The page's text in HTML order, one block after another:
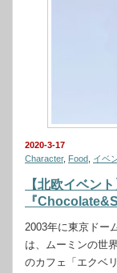
2020-3-17
Character, Food イベ
【北欧イベン
『
2003年に東京ドー
は、ムーミンの世
のカフェ「エクベ